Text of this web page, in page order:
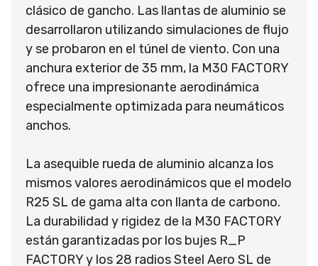
clásico de gancho. Las llantas de aluminio se
desarrollaron utilizando simulaciones de flujo
y se probaron en el túnel de viento. Con una
anchura exterior de 35 mm, la M30 FACTORY
ofrece una impresionante aerodinámica
especialmente optimizada para neumáticos
anchos.
La asequible rueda de aluminio alcanza los
mismos valores aerodinámicos que el modelo
R25 SL de gama alta con llanta de carbono.
La durabilidad y rigidez de la M30 FACTORY
están garantizadas por los bujes R_P
FACTORY y los 28 radios Steel Aero SL de